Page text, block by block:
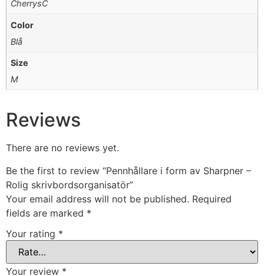
CherrysC
Color
Blå
Size
M
Reviews
There are no reviews yet.
Be the first to review “Pennhållare i form av Sharpner –
Rolig skrivbordsorganisatör”
Your email address will not be published. Required
fields are marked *
Your rating *
Your review *